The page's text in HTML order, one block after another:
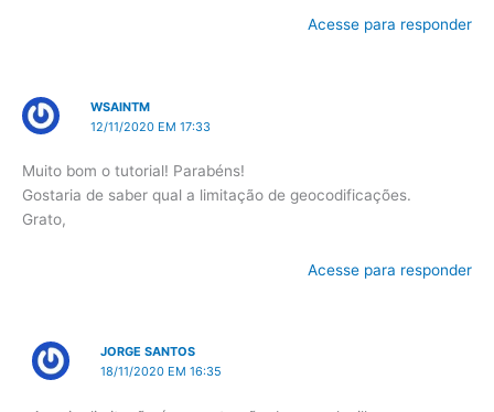
Acesse para responder
WSAINTM
12/11/2020 EM 17:33
Muito bom o tutorial! Parabéns!
Gostaria de saber qual a limitação de geocodificações.
Grato,
Acesse para responder
JORGE SANTOS
18/11/2020 EM 16:35